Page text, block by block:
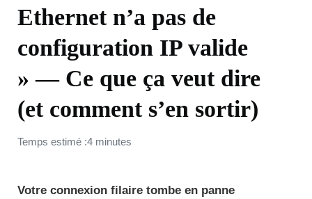
Ethernet n’a pas de
configuration IP valide
» — Ce que ça veut dire
(et comment s’en sortir)
Temps estimé :4 minutes
Votre connexion filaire tombe en panne